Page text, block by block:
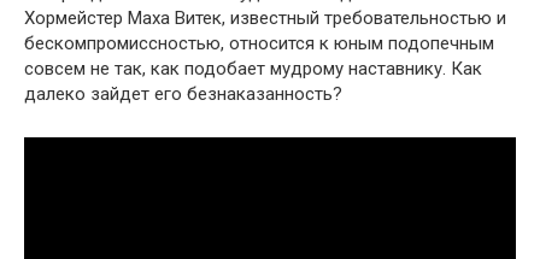
Хормейстер Маха Витек, известный требовательностью и
бескомпромиссностью, относится к юным подопечным
совсем не так, как подобает мудрому наставнику. Как
далеко зайдет его безнаказанность?